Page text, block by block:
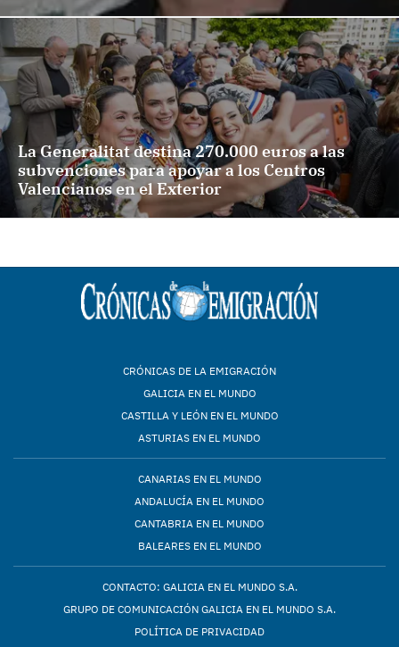
La Generalitat destina 270.000 euros a las
subvenciones para apoyar a los Centros
Valencianos en el Exterior
CRÓNICAS DE LA EMIGRACIÓN
GALICIA EN EL MUNDO
CASTILLA Y LEÓN EN EL MUNDO
ASTURIAS EN EL MUNDO
CANARIAS EN EL MUNDO
ANDALUCÍA EN EL MUNDO
CANTABRIA EN EL MUNDO
BALEARES EN EL MUNDO
CONTACTO: GALICIA EN EL MUNDO S.A.
GRUPO DE COMUNICACIÓN GALICIA EN EL MUNDO S.A.
POLÍTICA DE PRIVACIDAD